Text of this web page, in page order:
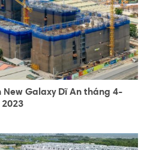
Galaxy Dĩ An tháng 4-
2023